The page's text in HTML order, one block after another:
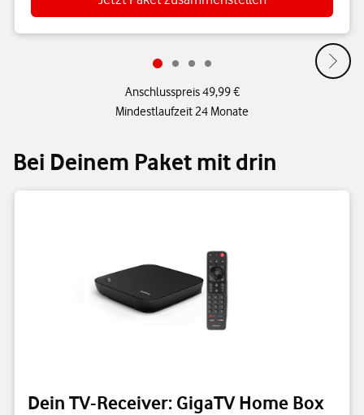
Anschlusspreis 49,99 €
Mindestlaufzeit 24 Monate
Bei Deinem Paket mit drin
Dein TV-Receiver: GigaTV Home Box